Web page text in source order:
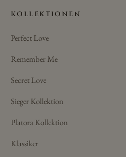
KOLLEKTIONEN
Perfect Love
Remember Me
Secret Love
Sieger Kollektion
Platora Kollektion
Klassiker